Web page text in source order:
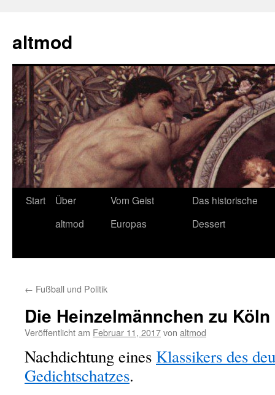
springen
altmod
Start
Über
altmod
Vom Geist
Europas
Das historische
Dessert
← Fußball und Politik
Die Heinzelmännchen zu Köln
Veröffentlicht am Februar 11, 2017von altmod
Nachdichtung eines Klassikers des
Gedichtschatzes.